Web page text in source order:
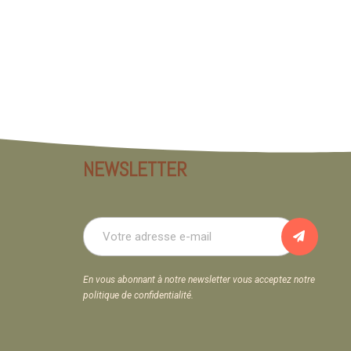
NEWSLETTER
En vous abonnant à notre newsletter vous acceptez notre
politique de confidentialité.